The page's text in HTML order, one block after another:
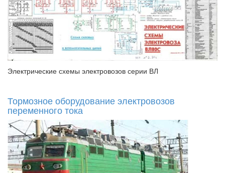
Электрические схемы электровозов серии ВЛ
Тормозное оборудование электровозов
переменного тока